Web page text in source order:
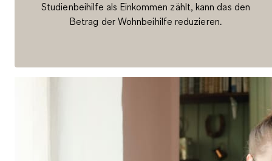
Studienbeihilfe als Einkommen zählt, kann das den
Betrag der Wohnbeihilfe reduzieren.